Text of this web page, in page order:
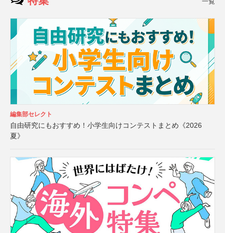
編集部セレクト
自由研究にもおすすめ！小学生向けコンテストまとめ《2026
夏》